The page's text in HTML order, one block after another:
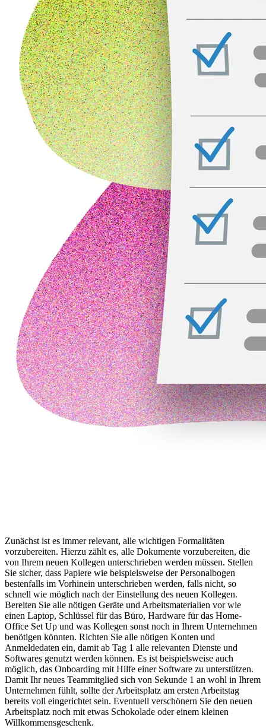
Zunächst ist es immer relevant, alle wichtigen Formalitäten
vorzubereiten. Hierzu zählt es, alle Dokumente vorzubereiten, die
von Ihrem neuen Kollegen unterschrieben werden müssen. Stellen
Sie sicher, dass Papiere wie beispielsweise der Personalbogen
bestenfalls im Vorhinein unterschrieben werden, falls nicht, so
schnell wie möglich nach der Einstellung des neuen Kollegen.
Bereiten Sie alle nötigen Geräte und Arbeitsmaterialien vor wie
einen Laptop, Schlüssel für das Büro, Hardware für das Home-
Office Set Up und was Kollegen sonst noch in Ihrem Unternehmen
benötigen könnten. Richten Sie alle nötigen Konten und
Anmeldedaten ein, damit ab Tag 1 alle relevanten Dienste und
Softwares genutzt werden können. Es ist beispielsweise auch
möglich, das Onboarding mit Hilfe einer Software zu unterstützen.
Damit Ihr neues Teammitglied sich von Sekunde 1 an wohl in Ihrem
Unternehmen fühlt, sollte der Arbeitsplatz am ersten Arbeitstag
bereits voll eingerichtet sein. Eventuell verschönern Sie den neuen
Arbeitsplatz noch mit etwas Schokolade oder einem kleinen
Willkommensgeschenk.